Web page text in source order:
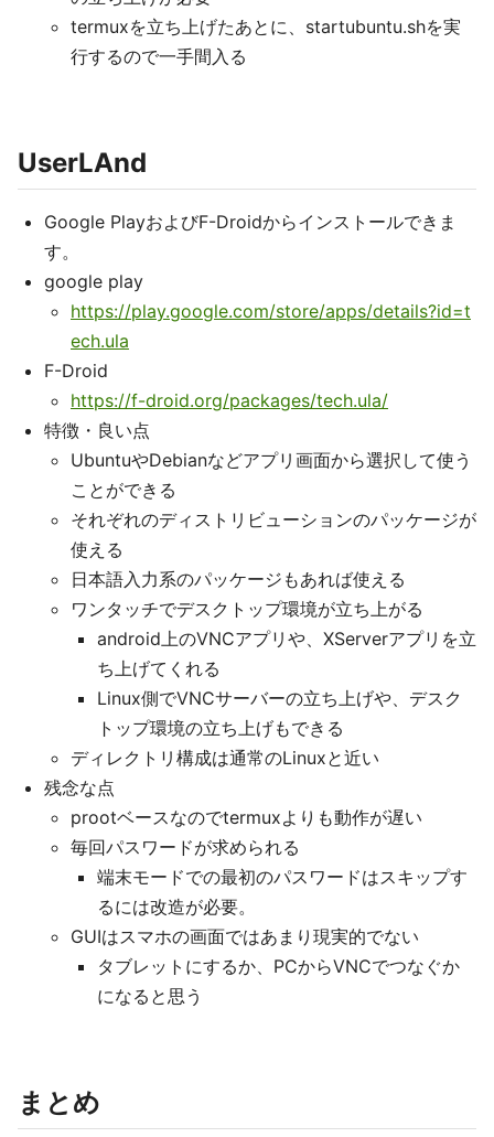
termuxを立ち上げたあとに、startubuntu.shを実
行するので一手間入る
UserLAnd
Google PlayおよびF-Droidからインストールできま
す。
google play
https://play.google.com/store/apps/details?id=t
ech.ula
F-Droid
https://f-droid.org/packages/tech.ula/
特徴・良い点
UbuntuやDebianなどアプリ画面から選択して使う
ことができる
それぞれのディストリビューションのパッケージが
使える
日本語入力系のパッケージもあれば使える
ワンタッチでデスクトップ環境が立ち上がる
android上のVNCアプリや、XServerアプリを立
ち上げてくれる
Linux側でVNCサーバーの立ち上げや、デスク
トップ環境の立ち上げもできる
ディレクトリ構成は通常のLinuxと近い
残念な点
prootベースなのでtermuxよりも動作が遅い
毎回パスワードが求められる
端末モードでの最初のパスワードはスキップす
るには改造が必要。
GUIはスマホの画面ではあまり現実的でない
タブレットにするか、PCからVNCでつなぐか
になると思う
まとめ